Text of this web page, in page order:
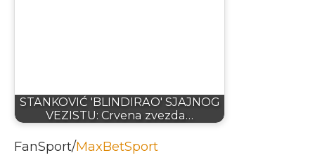
STANKOVIĆ 'BLINDIRAO' SJAJNOG
VEZISTU: Crvena zvezda…
FanSport/MaxBetSport